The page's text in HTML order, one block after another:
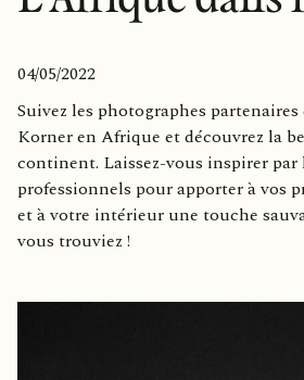
04/05/2022
Suivez les photographes
Korner en Afrique et découvrez la
continent. Laissez-vous inspirer par
professionnels pour apporter à vos
et à votre intérieur une touche
vous trouviez !